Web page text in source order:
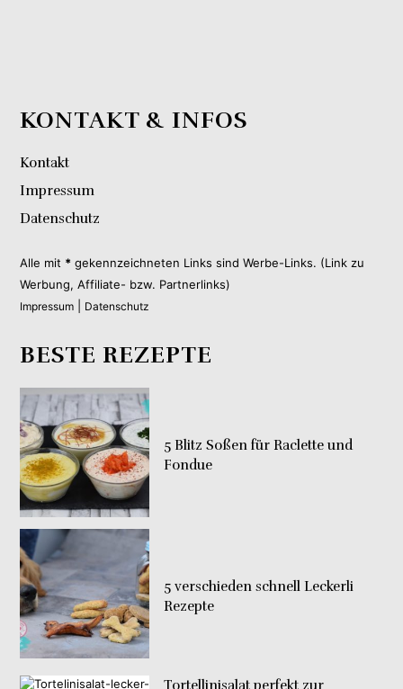
KONTAKT & INFOS
Kontakt
Impressum
Datenschutz
Alle mit * gekennzeichneten Links sind Werbe-Links. (Link zu
Werbung, Affiliate- bzw. Partnerlinks)
Impressum Datenschutz
BESTE REZEPTE
5 Blitz Soßen für Raclette und
Fondue
5 verschieden schnell Leckerli
Rezepte
Tortellinisalat perfekt zur